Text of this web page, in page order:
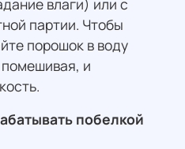
влаги) или с
партии. Чтобы
порошок в воду
и
побелкой